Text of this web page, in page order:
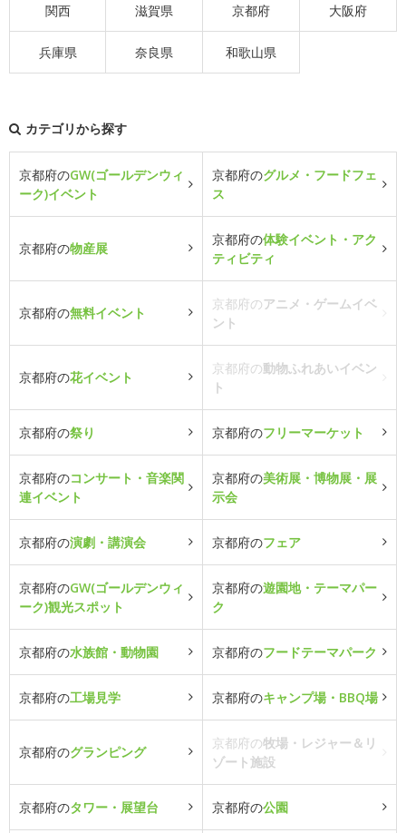
関西 滋賀県 京都府 大阪府
兵庫県 奈良県 和歌山県
カテゴリから探す
京都府のGW(ゴールデンウィ
ーク)イベント
京都府のグルメ・フードフェ
ス
京都府の物産展
京都府の体験イベント・アク
ティビティ
京都府の無料イベント
京都府のアニメ・ゲームイベ
ント
京都府の花イベント
京都府の動物ふれあいイベン
ト
京都府の祭り 京都府のフリーマーケット
京都府のコンサート・音楽関
連イベント
京都府の美術展・博物展・展
示会
京都府の演劇・講演会 京都府のフェア
京都府のGW(ゴールデンウィ
ーク)観光スポット
京都府の遊園地・テーマパー
ク
京都府の水族館・動物園 京都府のフードテーマパーク
京都府の工場見学 京都府のキャンプ場・BBQ場
京都府のグランピング
京都府の牧場・レジャー＆リ
ゾート施設
京都府のタワー・展望台 京都府の公園